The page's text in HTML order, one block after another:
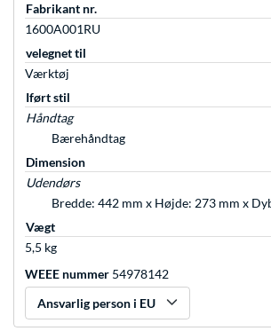
Fabrikant nr.
1600A001RU
velegnet til
Værktøj
Iført stil
Håndtag
Bærehåndtag
Dimension
Udendørs
Bredde: 442 mm x Højde: 273 mm x
Vægt
5,5 kg
WEEE nummer 54978142
Ansvarlig person i EU